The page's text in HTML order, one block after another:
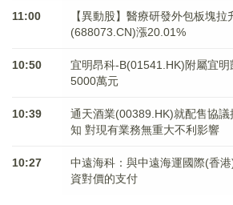
11:00
【異動股】醫療研發外包板塊拉
(688073.CN)漲20.01%
10:50
宜明昂科-B(01541.HK)附屬宜
5000萬元
10:39
通天酒業(00389.HK)就配售協議
知 對現有業務無重大不利影響
10:27
中遠海科：與中遠海運國際(香
資對價的支付